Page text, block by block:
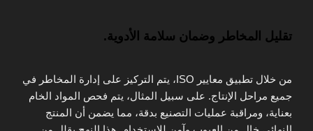
تقليل المخاطر وضمان سلامة الأدوية.
من خلال تطبيق معايير ISO، يتم التركيز على إدارة المخاطر في
جميع مراحل الإنتاج. على سبيل المثال، يتم فحص المواد الخام
بعناية، ومراقبة عمليات التصنيع بدقة، مما يضمن أن المنتج